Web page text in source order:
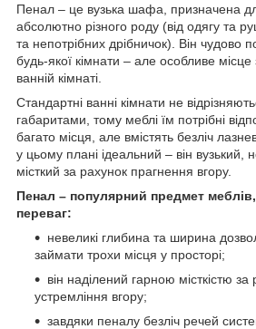
Пенал – це вузька шафа, призначена
абсолютно різного роду (від одягу та
та непотрібних дрібничок). Він чудово
будь-якої кімнати – але особливе
ванній кімнаті.
Стандартні ванні кімнати не
габаритами, тому меблі їм потрібні
багато місця, але вмістять безліч
у цьому плані ідеальний – він вузький,
місткий за рахунок прагнення вгору.
Пенал – популярний предмет
переваг:
невеликі глибина та ширина
займати трохи місця у просторі;
він наділений гарною місткістю за
устремління вгору;
завдяки пеналу безліч речей